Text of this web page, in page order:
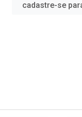
cadastre-se